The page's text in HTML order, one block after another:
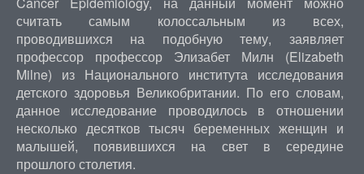
считать самым колоссальным из всех,
проводившихся на подобную тему, заявляет
профессор профессор Элизабет Милн (Elizabeth
Milne) из Национального института исследования
детского здоровья Великобритании. По его словам,
данное исследование проводилось в отношении
несколько десятков тысяч беременных женщин и
малышей, появившихся на свет в середине
прошлого столетия.